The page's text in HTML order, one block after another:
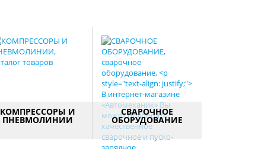
КОМПРЕССОРЫ И
ПНЕВМОЛИНИИ
СВАРОЧНОЕ
ОБОРУДОВАНИЕ
Оборудование для
сварочных работ и